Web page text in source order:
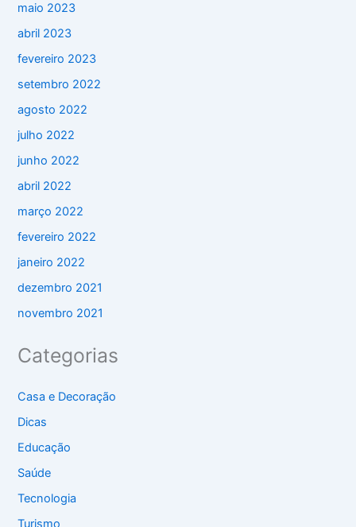
maio 2023
abril 2023
fevereiro 2023
setembro 2022
agosto 2022
julho 2022
junho 2022
abril 2022
março 2022
fevereiro 2022
janeiro 2022
dezembro 2021
novembro 2021
Categorias
Casa e Decoração
Dicas
Educação
Saúde
Tecnologia
Turismo